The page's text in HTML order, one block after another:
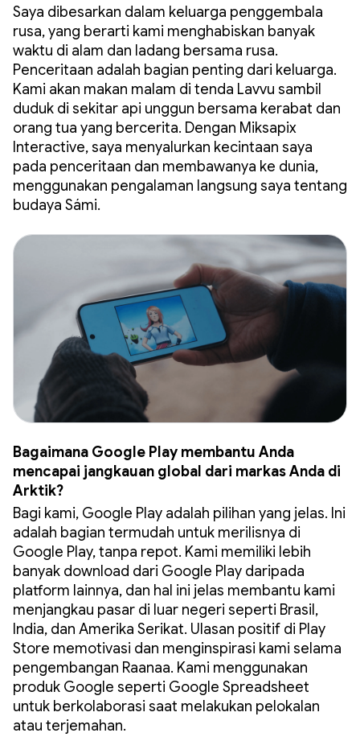
Saya dibesarkan dalam keluarga penggembala
rusa, yang berarti kami menghabiskan banyak
waktu di alam dan ladang bersama rusa.
Penceritaan adalah bagian penting dari keluarga.
Kami akan makan malam di tenda Lavvu sambil
duduk di sekitar api unggun bersama kerabat dan
orang tua yang bercerita. Dengan Miksapix
Interactive, saya menyalurkan kecintaan saya
pada penceritaan dan membawanya ke dunia,
menggunakan pengalaman langsung saya tentang
budaya Sámi.
Bagaimana Google Play membantu Anda
mencapai jangkauan global dari markas Anda di
Arktik?
Bagi kami, Google Play adalah pilihan yang jelas. Ini
adalah bagian termudah untuk merilisnya di
Google Play, tanpa repot. Kami memiliki lebih
banyak download dari Google Play daripada
platform lainnya, dan hal ini jelas membantu kami
menjangkau pasar di luar negeri seperti Brasil,
India, dan Amerika Serikat. Ulasan positif di Play
Store memotivasi dan menginspirasi kami selama
pengembangan Raanaa. Kami menggunakan
produk Google seperti Google Spreadsheet
untuk berkolaborasi saat melakukan pelokalan
atau terjemahan.